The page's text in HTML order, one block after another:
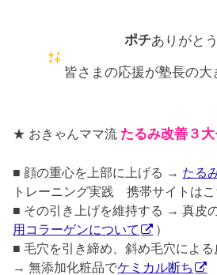
ポチありがとう
皆さまの応援が塾長の大
★ おきゃんママ流 たるみ改善３
■ 顔の重心を上部に上げる → たる
トレーニング実践 携帯サイトはこ
■ その引き上げを維持する → 真皮
用コラーゲンについて
）
■ 毛穴を引き締め、斜め毛穴によ
→ 無添加化粧品でケミカル断ち